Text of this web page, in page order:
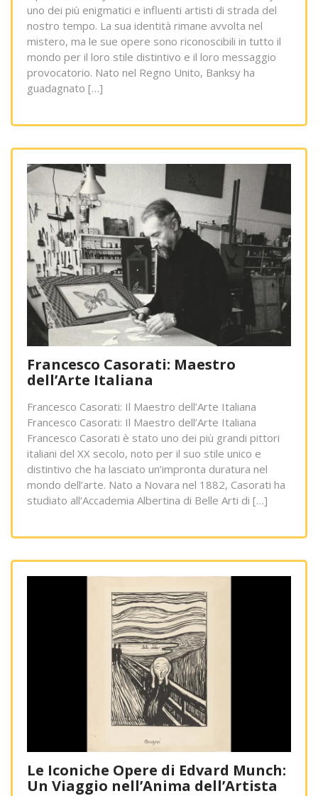
uno dei più enigmatici e influenti artisti di strada del
nostro tempo. La sua identità rimane avvolta nel
mistero, ma le sue opere sono riconoscibili in tutto il
mondo per il loro stile distintivo e il loro messaggio
provocatorio. Nato nel Regno Unito, Banksy ha
guadagnato […]
Francesco Casorati: Maestro
dell’Arte Italiana
Francesco Casorati: Il Maestro dell’Arte Italiana
Francesco Casorati: Il Maestro dell’Arte Italiana
Francesco Casorati è stato uno dei più grandi pittori
italiani del XX secolo, noto per il suo stile unico e
distintivo che ha lasciato un’impronta duratura nel
mondo dell’arte. Nato a Novara nel 1882, Casorati ha
studiato all’Accademia Albertina di Belle Arti di […]
Le Iconiche Opere di Edvard Munch:
Un Viaggio nell’Anima dell’Artista